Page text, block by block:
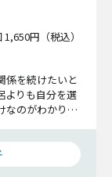
1,650円（税込）
係を続けたいと
よりも自分を選
なのがわかりま